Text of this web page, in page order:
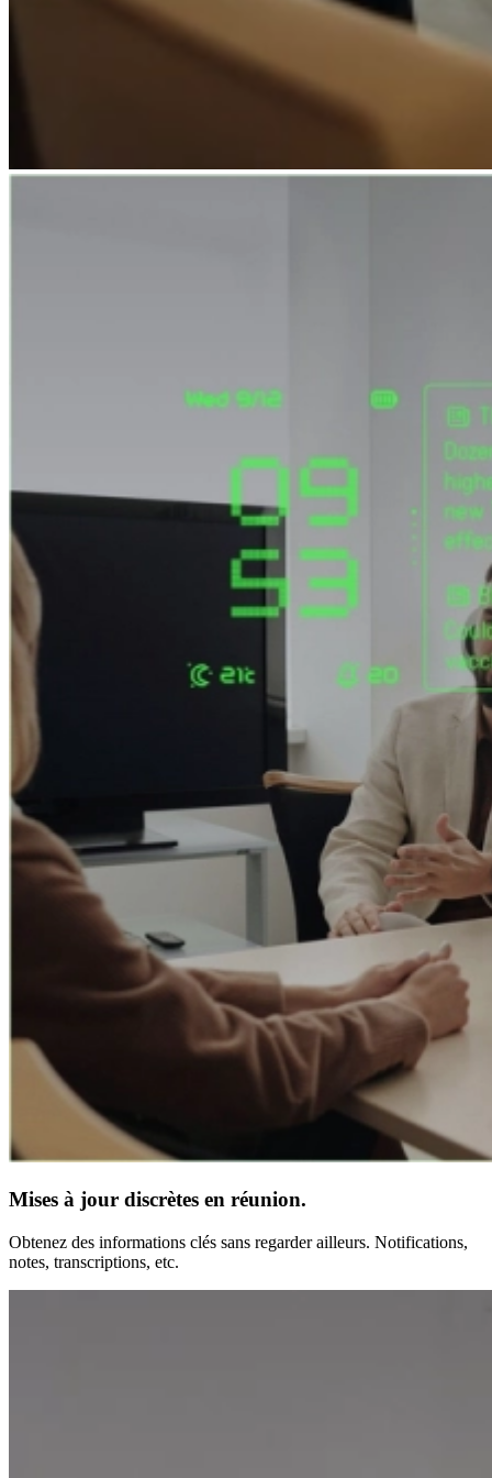
Mises à jour discrètes en réunion.
Obtenez des informations clés sans regarder ailleurs. Notifications,
notes, transcriptions, etc.